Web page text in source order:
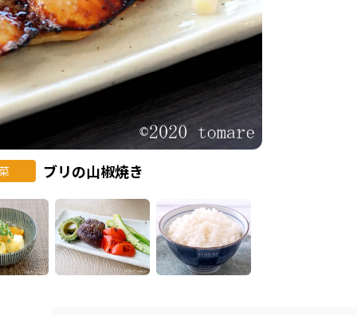
ブリの山椒焼き